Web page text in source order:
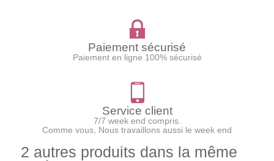
Paiement sécurisé
Paiement en ligne 100% sécurisé
Service client
7/7 week end compris.
Comme vous, Nous travaillons aussi le week end
2 autres produits dans la même